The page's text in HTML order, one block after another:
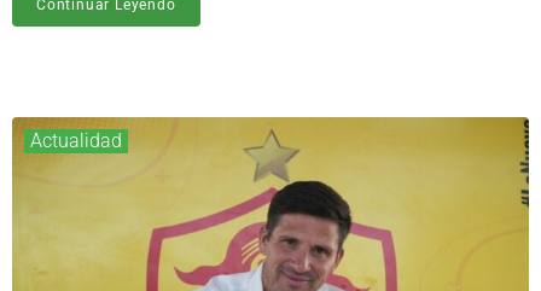
Continuar Leyendo
Actualidad